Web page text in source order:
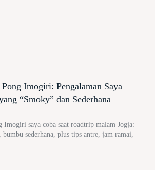
Imogiri: Pengalaman Saya
“Smoky” dan Sederhana
Imogiri saya coba saat roadtrip malam Jogja:
sederhana, plus tips antre, jam ramai,